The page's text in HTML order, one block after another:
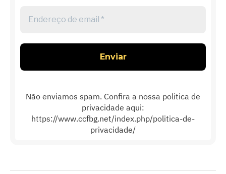
de
*
Não enviamos spam. Confira a nossa politica de
privacidade aqui:
https://www.ccfbg.net/index.php/politica-de-
privacidade/